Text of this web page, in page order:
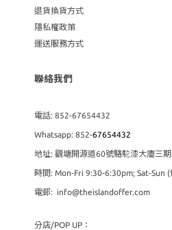
退貨換貨方式
隱私權政策
運送服務方式
聯絡我們
電話: 852-67654432
Whatsapp: 852-67654432
地址: 觀塘開源道60號駱駝漆大廈三
時間: Mon-Fri 9:30-6:30pm; Sat-Sun
電郵: info@theislandoffer.com
分店/POP UP：